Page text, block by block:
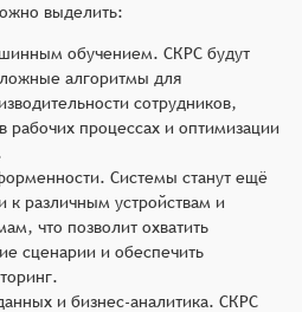
выделить:
обучением. СКРС будут
алгоритмы для
сотрудников,
рабочих процессах и оптимизации
Системы станут ещё
различным устройствам и
что позволит охватить
сценарии и обеспечить
и бизнес-аналитика. СКРС